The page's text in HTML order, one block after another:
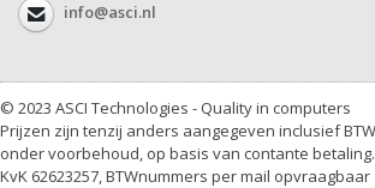
info@asci.nl
© 2023 ASCI Technologies - Quality in computers
Prijzen zijn tenzij anders aangegeven inclusief
onder voorbehoud, op basis van contante betaling.
KvK 62623257, BTWnummers per mail opvraagbaar